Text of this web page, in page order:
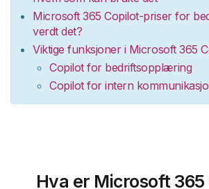
Microsoft 365Copilot-priserfor
verdt det?
Viktige funksjoner i Microsoft 365
Copilot for bedriftsopplæring
Copilot for intern
Hva er Microsoft